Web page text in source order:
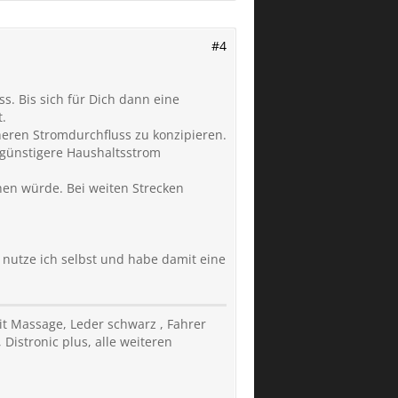
#4
Bis sich für Dich dann eine
Stromdurchfluss zu konzipieren.
Haushaltsstrom
würde. Bei weiten Strecken
ich selbst und habe damit eine
Massage, Leder schwarz , Fahrer
plus, alle weiteren